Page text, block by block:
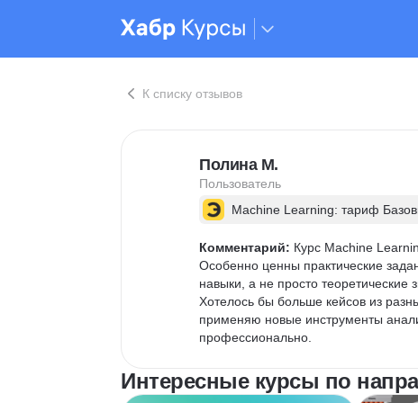
К списку отзывов
Полина М.
Пользователь
Machine Learning: тариф
Комментарий: Курс Machine
Особенно ценны практические
навыки, а не просто
Хотелось бы больше кейсов из
применяю новые инструменты
профессионально.
Интересные курсы по